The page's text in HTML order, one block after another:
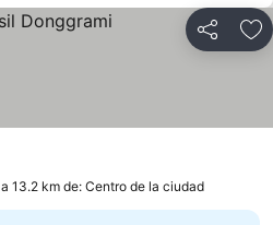
Compartir
a 13.2 km de: Centro de la ciudad